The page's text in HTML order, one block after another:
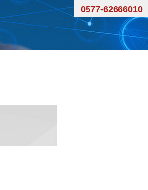
0577-62666010